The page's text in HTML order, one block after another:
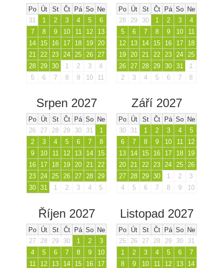
Po Út St Čt Pá So Ne
31
1 2 3 4 5
6
7
8 9 10 11 12
13
14
15 16 17 18 19 20
21 22 23 24 25 26 27
28 29 30 1 2 3
4
5
6 7 8 9 10 11
Po Út St Čt Pá So Ne
28
29 30 1 2 3
4
5
6 7 8 9 10
11
12
13 14 15 16 17
18
19 20 21 22 23 24 25
26 27 28 29 30 31
1
2
3 4 5 6 7 8
Srpen 2027
Po Út St Čt Pá So Ne
26
27 28 29 30 31
1
2
3 4 5 6 7
8
9
10 11 12 13 14
15
16
17 18 19 20 21 22
23 24 25 26 27 28 29
30 31 1 2 3 4 5
Září 2027
Po Út St Čt Pá So Ne
30
31 1 2 3 4
5
6
7 8 9 10 11
12
13
14 15 16 17 18
19
20 21 22 23 24 25 26
27 28 29 30 1 2
3
4
5 6 7 8 9 10
Říjen 2027
Po Út St Čt Pá So Ne
27
28 29 30 1 2
3
4
5 6 7 8 9
10
11
12 13 14 15 16 17
Listopad 2027
Po Út St Čt Pá So Ne
25
26 27 28 29 30
31
1
2 3 4 5 6
7
8
9 10 11 12 13 14